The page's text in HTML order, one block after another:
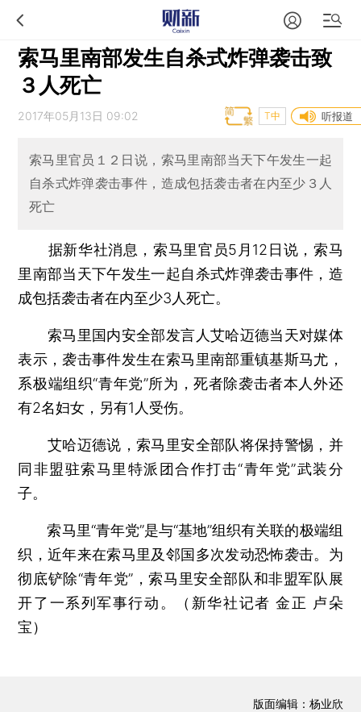
索马里南部发生自杀式炸弹袭击致
３人死亡
2017年05月13日 09:02 听报道
T中
索马里官员１２日说，索马里南部当天下午发生一起
自杀式炸弹袭击事件，造成包括袭击者在内至少３人
死亡
据新华社消息，索马里官员5月12日说，索马
里南部当天下午发生一起自杀式炸弹袭击事件，造
成包括袭击者在内至少3人死亡。
索马里国内安全部发言人艾哈迈德当天对媒体
表示，袭击事件发生在索马里南部重镇基斯马尤，
系极端组织“青年党”所为，死者除袭击者本人外还
有2名妇女，另有1人受伤。
艾哈迈德说，索马里安全部队将保持警惕，并
同非盟驻索马里特派团合作打击“青年党”武装分
子。
索马里“青年党”是与“基地”组织有关联的极端组
织，近年来在索马里及邻国多次发动恐怖袭击。为
彻底铲除“青年党”，索马里安全部队和非盟军队展
开了一系列军事行动。（新华社记者 金正 卢朵
宝）
版面编辑：杨业欣